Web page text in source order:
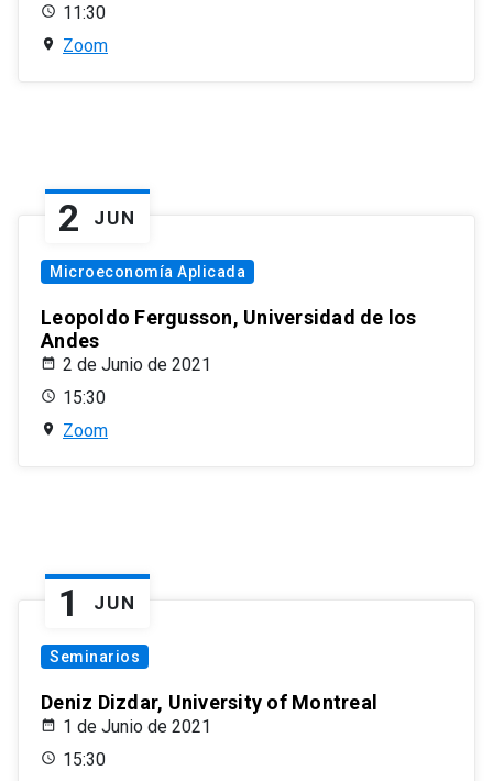
11:30
Zoom
2 JUN
Microeconomía Aplicada
Leopoldo Fergusson, Universidad de los
Andes
2 de Junio de 2021
15:30
Zoom
1 JUN
Seminarios
Deniz Dizdar, University of Montreal
1 de Junio de 2021
15:30